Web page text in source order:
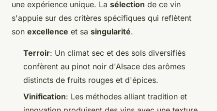
une expérience unique. La sélection de ce vin
s'appuie sur des critères spécifiques qui reflètent
son excellence et sa singularité.
Terroir: Un climat sec et des sols diversifiés
confèrent au pinot noir d'Alsace des arômes
distincts de fruits rouges et d'épices.
Vinification: Les méthodes alliant tradition et